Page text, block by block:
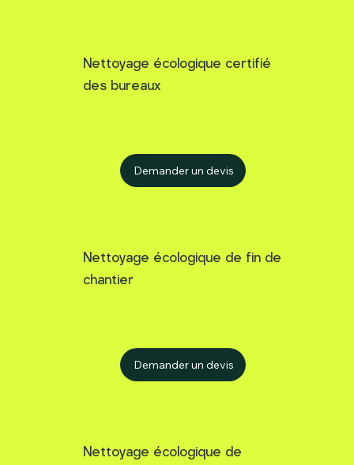
Nettoyage écologique certifié
des bureaux
Demander un devis
Nettoyage écologique de fin de
chantier
Demander un devis
Nettoyage écologique de